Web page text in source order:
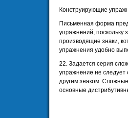
Конструирующие
Письменная форма
упражнений, поскольку
производящие знаки,
упражнения удобно
22. Задается серия
упражнение не
другим знаком.
основные